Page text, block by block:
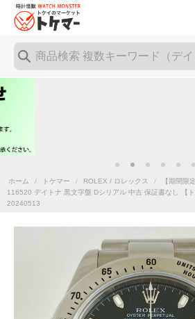
ホーム / トケマー / ROLEX / ロレックス /
【期間限
116520 デイトナ 黒文字盤 Dシリアル 中古 保証書なし 【
20240513